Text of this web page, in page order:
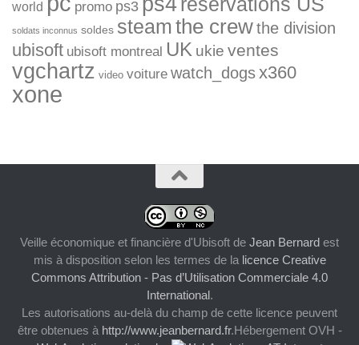
world
promo ps3
soldats inconnus soldes steamthe crewthe division
ubisoft ubisoft montreal UK ukie ventes
vgchartz video voiture watch_dogsx360
xone
Veille économique et financière d'Ubisoft de Jean Bernard est
mis à disposition selon les termes de la licence Creative
Commons Attribution - Pas d’Utilisation Commerciale 4.0
International.
Les autorisations au-delà du champ de cette licence peuvent
être obtenues à http://www.jeanbernard.fr.Hébergement OVH -